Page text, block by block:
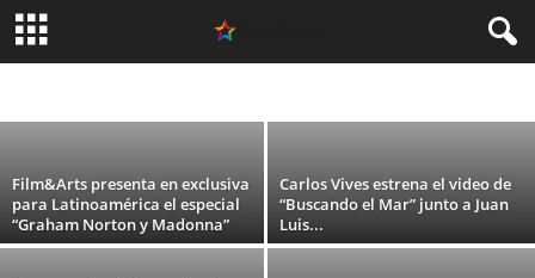
TECNOLOGIA
TELEVISION USA VIDEO
su nuevo álbum, «No me arrepiento de
sentir tanto»
Film&Arts presenta en exclusiva
para Latinoamérica el especial
“Graham Norton y Madonna”
Carlos Vives estrena el video de
“Buscando el Mar” junto a Juan
Luis...